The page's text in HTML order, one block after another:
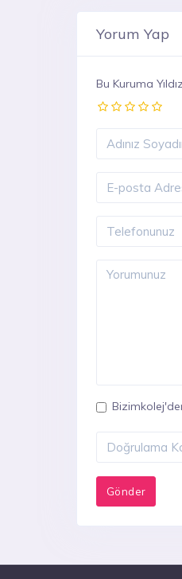
Yorum Yap
Bu Kuruma